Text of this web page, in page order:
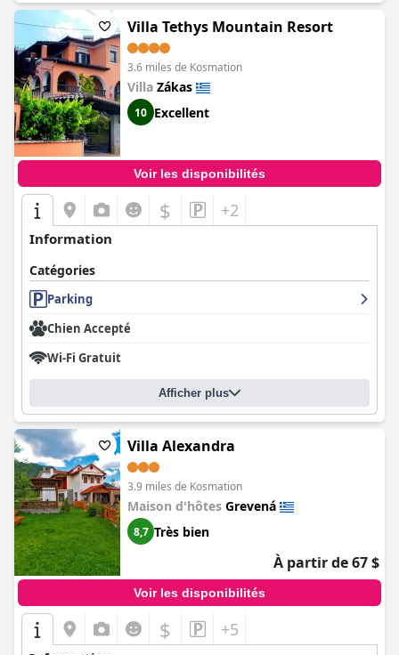
Villa Tethys Mountain Resort
3.6 miles de Kosmation
Villa Zákas
10 Excellent
Voir les disponibilités
$ +2
Information
Catégories
Parking
Chien Accepté
Wi-Fi Gratuit
Afficher plus
Villa Alexandra
3.9 miles de Kosmation
Maison d'hôtes Grevená
8,7 Très bien
À partir de 67 $
Voir les disponibilités
$ +5